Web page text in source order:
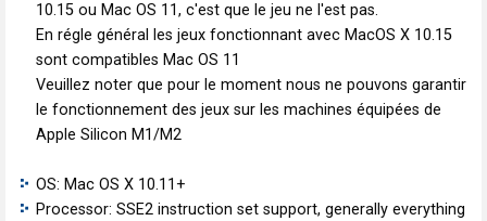
10.15 ou Mac OS 11, c'est que le jeu ne l'est pas.
En régle général les jeux fonctionnant avec MacOS X 10.15
sont compatibles Mac OS 11
Veuillez noter que pour le moment nous ne pouvons garantir
le fonctionnement des jeux sur les machines équipées de
Apple Silicon M1/M2
OS: Mac OS X 10.11+
Processor: SSE2 instruction set support, generally everything